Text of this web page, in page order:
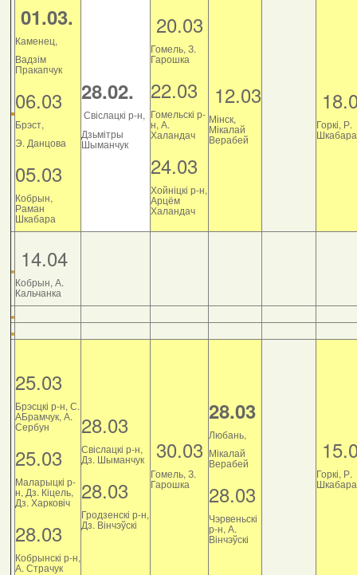
01.03.
Каменец,
Вадзім
Пракапчук
06.03
Брэст,
Э. Данцова
05.03
Кобрын,
Раман
Шкабара
28.02.
Свіслацкі р-н,
Дзьмітры
Шыманчук
20.03
Гомель, З.
Гарошка
22.03
Гомельскі р-
н, А.
Халандач
24.03
Хойніцкі р-н,
Арцём
Халандач
12.03
Мінск,
Мікалай
Верабей
Горкі, Р.
Шкабара
14.04
Кобрын, А.
Кальчанка
25.03
Брэсцкі р-н, С.
АБрамчук, А.
Сербун
25.03
Маларыцкі р-
н, Дз. Кіцель,
Дз. Харковіч
28.03
Кобрынскі р-н,
А. Страчук
28.03
Свіслацкі р-н,
Дз. Шыманчук
28.03
Гродзенскі р-н,
Дз. Вінчэўскі
30.03
Гомель, З.
Гарошка
28.03
Любань,
Мікалай
Верабей
28.03
Чэрвеньскі
р-н, А.
Вінчэўскі
Горкі, Р.
Шкабара